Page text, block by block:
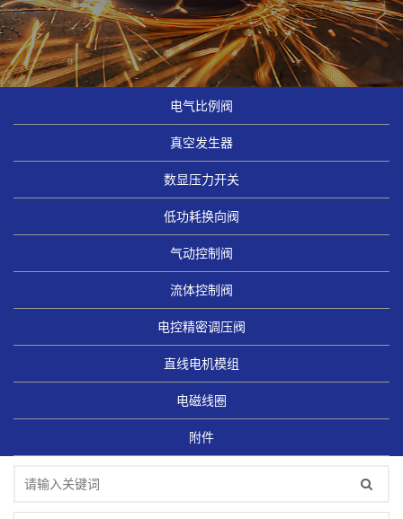
电气比例阀
真空发生器
数显压力开关
低功耗换向阀
气动控制阀
流体控制阀
电控精密调压阀
直线电机模组
电磁线圈
附件